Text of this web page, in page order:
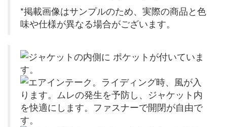
*掲載画像はサンプルのため、実際の商品と色
味や仕様が異なる場合がございます。